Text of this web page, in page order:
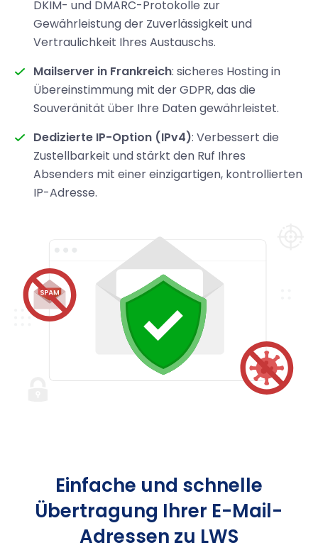
DKIM- und DMARC-Protokolle zur
Gewährleistung der Zuverlässigkeit und
Vertraulichkeit Ihres Austauschs.
Mailserver in Frankreich: sicheres Hosting in
Übereinstimmung mit der GDPR, das die
Souveränität über Ihre Daten gewährleistet.
Dedizierte IP-Option (IPv4): Verbessert die
Zustellbarkeit und stärkt den Ruf Ihres
Absenders mit einer einzigartigen, kontrollierten
IP-Adresse.
Einfache und schnelle
Übertragung Ihrer E-Mail-
Adressen zu LWS